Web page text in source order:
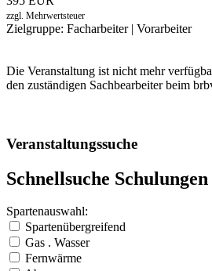
zzgl. Mehrwertsteuer
Zielgruppe: Facharbeiter | Vorarbeiter
Die Veranstaltung ist nicht mehr
den zuständigen Sachbearbeiter beim
Veranstaltungssuche
Schnellsuche Schulungen
Spartenauswahl:
Spartenübergreifend
Gas . Wasser
Fernwärme